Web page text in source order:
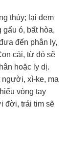
thủy; lại đem
ó, bất hòa,
đến phân ly,
cái, từ đó sẽ
hoặc ly dị.
xì-ke, ma
vòng tay
đời, trái tim sẽ